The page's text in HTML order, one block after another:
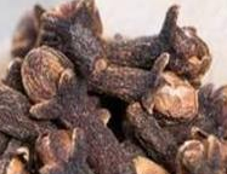
حيث يقدم العديد
الجسم، ومن ثم
طبيعي دون أي آثار